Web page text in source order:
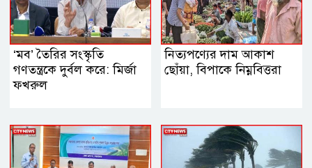
‘মব’ তৈরির সংস্কৃতি
গণতন্ত্রকে দুর্বল করে: মির্জা
ফখরুল
নিত্যপণ্যের দাম আকাশ
ছোঁয়া, বিপাকে নিম্নবিত্তরা